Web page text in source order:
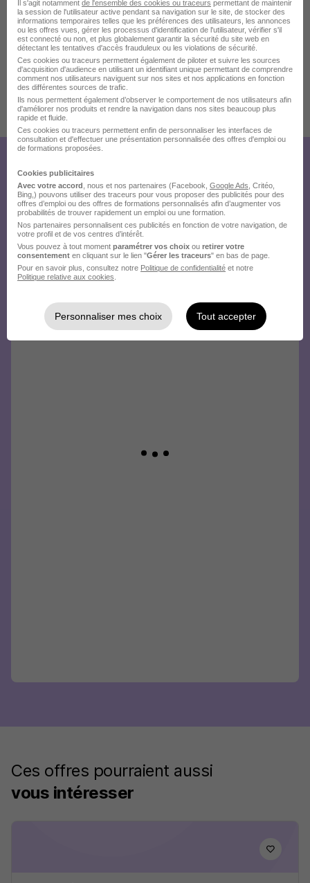
10 de plus
Publiée le 14/07/2026 - Réf : argm2aqv9s
Créez votre compte Hellowork et
envoyez votre candidature !
Ces offres pourraient aussi
vous intéresser
Il s'agit notamment de l'ensemble des cookies ou traceurs permettant de maintenir
la session de l'utilisateur active pendant sa navigation sur le site, de stocker des
informations temporaires telles que les préférences des utilisateurs, les annonces
ou les offres vues, gérer les processus d'identification de l'utilisateur, vérifier s'il
est connecté ou non, et plus globalement garantir la sécurité du site web en
détectant les tentatives d'accès frauduleux ou les violations de sécurité.
Ces cookies ou traceurs permettent également de piloter et suivre les sources
d'acquisition d'audience en utilisant un identifiant unique permettant de comprendre
comment nos utilisateurs naviguent sur nos sites et nos applications en fonction
des différentes sources de trafic.
Ils nous permettent également d’observer le comportement de nos utilisateurs afin
d'améliorer nos produits et rendre la navigation dans nos sites beaucoup plus
rapide et fluide.
Ces cookies ou traceurs permettent enfin de personnaliser les interfaces de
consultation et d'effectuer une présentation personnalisée des offres d'emploi ou
de formations proposées.
Cookies publicitaires
Avec votre accord , nous et nos partenaires (Facebook, Google Ads , Critéo,
Bing,) pouvons utiliser des traceurs pour vous proposer des publicités pour des
offres d’emploi ou des offres de formations personnalisés afin d’augmenter vos
probabilités de trouver rapidement un emploi ou une formation.
Nos partenaires personnalisent ces publicités en fonction de votre navigation, de
votre profil et de vos centres d’intérêt.
Vous pouvez à tout moment paramétrer vos choix ou retirer votre
consentement en cliquant sur le lien "Gérer les traceurs" en bas de page.
Pour en savoir plus, consultez notre Politique de confidentialité et notre
Politique relative aux cookies
Personnaliser mes choix Tout accepter